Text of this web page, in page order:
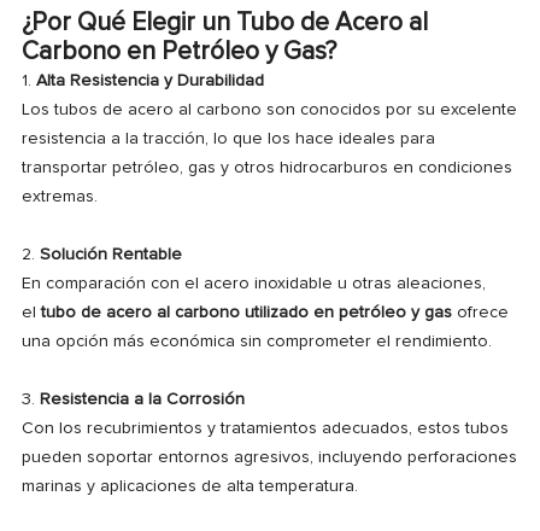
¿Por Qué Elegir un Tubo de Acero al
Carbono en Petróleo y Gas?
1. Alta Resistencia y Durabilidad
Los tubos de acero al carbono son conocidos por su excelente
resistencia a la tracción, lo que los hace ideales para
transportar petróleo, gas y otros hidrocarburos en condiciones
extremas.
2. Solución Rentable
En comparación con el acero inoxidable u otras aleaciones,
eltubo de acero al carbono utilizado en petróleo y gasofrece
una opción más económica sin comprometer el rendimiento.
3. Resistencia a la Corrosión
Con los recubrimientos y tratamientos adecuados, estos tubos
pueden soportar entornos agresivos, incluyendo perforaciones
marinas y aplicaciones de alta temperatura.